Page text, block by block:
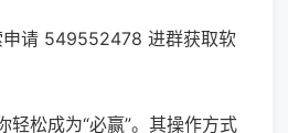
申请 549552478 进群获取软
轻松成为“必赢”。其操作方式